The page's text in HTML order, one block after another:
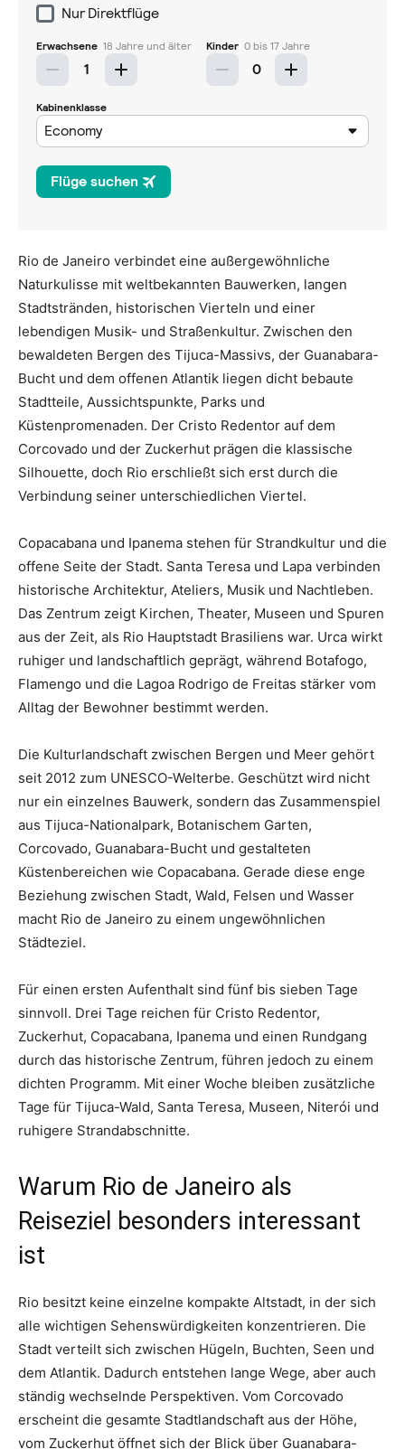
Rio de Janeiro verbindet eine außergewöhnliche
Naturkulisse mit weltbekannten Bauwerken, langen
Stadtstränden, historischen Vierteln und einer
lebendigen Musik- und Straßenkultur. Zwischen den
bewaldeten Bergen des Tijuca-Massivs, der Guanabara-
Bucht und dem offenen Atlantik liegen dicht bebaute
Stadtteile, Aussichtspunkte, Parks und
Küstenpromenaden. Der Cristo Redentor auf dem
Corcovado und der Zuckerhut prägen die klassische
Silhouette, doch Rio erschließt sich erst durch die
Verbindung seiner unterschiedlichen Viertel.
Copacabana und Ipanema stehen für Strandkultur und die
offene Seite der Stadt. Santa Teresa und Lapa verbinden
historische Architektur, Ateliers, Musik und Nachtleben.
Das Zentrum zeigt Kirchen, Theater, Museen und Spuren
aus der Zeit, als Rio Hauptstadt Brasiliens war. Urca wirkt
ruhiger und landschaftlich geprägt, während Botafogo,
Flamengo und die Lagoa Rodrigo de Freitas stärker vom
Alltag der Bewohner bestimmt werden.
Die Kulturlandschaft zwischen Bergen und Meer gehört
seit 2012 zum UNESCO-Welterbe. Geschützt wird nicht
nur ein einzelnes Bauwerk, sondern das Zusammenspiel
aus Tijuca-Nationalpark, Botanischem Garten,
Corcovado, Guanabara-Bucht und gestalteten
Küstenbereichen wie Copacabana. Gerade diese enge
Beziehung zwischen Stadt, Wald, Felsen und Wasser
macht Rio de Janeiro zu einem ungewöhnlichen
Städteziel.
Für einen ersten Aufenthalt sind fünf bis sieben Tage
sinnvoll. Drei Tage reichen für Cristo Redentor,
Zuckerhut, Copacabana, Ipanema und einen Rundgang
durch das historische Zentrum, führen jedoch zu einem
dichten Programm. Mit einer Woche bleiben zusätzliche
Tage für Tijuca-Wald, Santa Teresa, Museen, Niterói und
ruhigere Strandabschnitte.
Warum Rio de Janeiro als
Reiseziel besonders interessant
ist
Rio besitzt keine einzelne kompakte Altstadt, in der sich
alle wichtigen Sehenswürdigkeiten konzentrieren. Die
Stadt verteilt sich zwischen Hügeln, Buchten, Seen und
dem Atlantik. Dadurch entstehen lange Wege, aber auch
ständig wechselnde Perspektiven. Vom Corcovado
erscheint die gesamte Stadtlandschaft aus der Höhe,
vom Zuckerhut öffnet sich der Blick über Guanabara-